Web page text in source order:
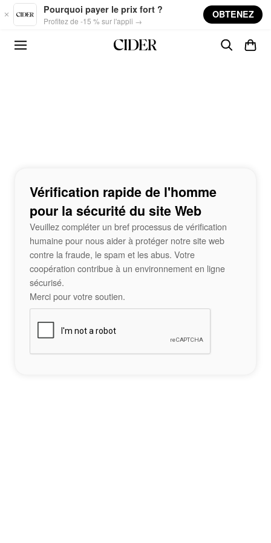
Skip to main content
Pourquoi payer le prix fort ?
Profitez de -15 % sur l'appli →
OBTENEZ
Vérification rapide de l'homme
pour la sécurité du site Web
Veuillez compléter un bref processus de vérification
humaine pour nous aider à protéger notre site web
contre la fraude, le spam et les abus. Votre
coopération contribue à un environnement en ligne
sécurisé.
Merci pour votre soutien.